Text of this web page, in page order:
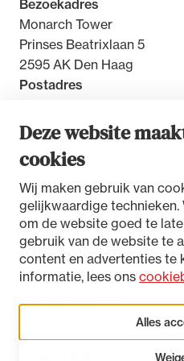
Deze website
cookies
Wij maken gebruik van
gelijkwaardige technieken.
om de website goed te
gebruik van de website te
content en advertenties te
informatie, lees ons
Alles
Bezoekadres
Monarch Tower
Prinses Beatrixlaan 5
2595 AK Den Haag
Postadres
2500 GW Den Haag
Toegankelijkheidsverklaring
Disclaimer